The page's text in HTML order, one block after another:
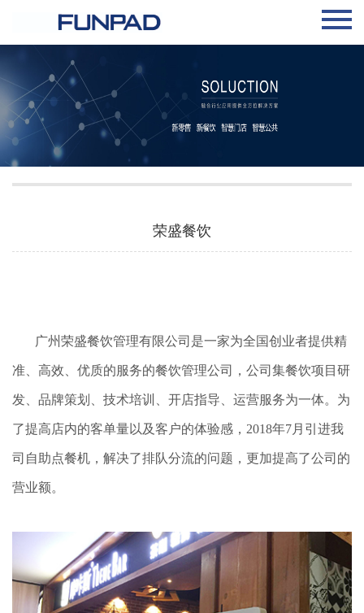
荣盛餐饮
广州荣盛餐饮管理有限公司是一家为全国创业者提供精
准、高效、优质的服务的餐饮管理公司，公司集餐饮项目研
发、品牌策划、技术培训、开店指导、运营服务为一体。为
了提高店内的客单量以及客户的体验感，2018年7月引进我
司自助点餐机，解决了排队分流的问题，更加提高了公司的
营业额。